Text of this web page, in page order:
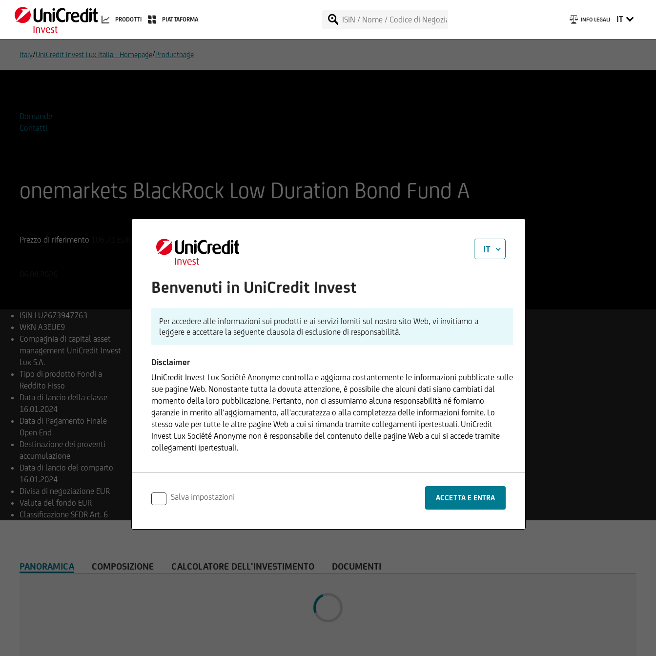
PRODOTTI PIATTAFORMA INFO LEGALI IT
Italy/UniCredit Invest Lux Italia - Homepage/Productpage
Domande
Contatti
onemarkets BlackRock Low Duration Bond Fund A
Prezzo di riferimento
Variazione %
-0,01%-0,01 EUR
ISIN LU2673947763
WKN A3EUE9
Compagnia di capital asset
management UniCredit Invest
Lux S.A.
Tipo di prodotto Fondi a
Reddito Fisso
Data di lancio della classe
16.01.2024
Data di Pagamento Finale
Open End
Destinazione dei proventi
accumulazione
Data di lancio del comparto
16.01.2024
Divisa di negoziazione EUR
Valuta del fondo EUR
Classificazione SFDR Art. 6
PANORAMICA COMPOSIZIONE CALCOLATORE DELL'INVESTIMENTO DOCUMENTI
IT
Benvenuti in UniCredit Invest
Per accedere alle informazioni sui prodotti e ai servizi forniti sul nostro sito Web, vi invitiamo a
leggere e accettare la seguente clausola di esclusione di responsabilità.
Disclaimer
UniCredit Invest Lux Société Anonyme controlla e aggiorna costantemente le informazioni pubblicate sulle
sue pagine Web. Nonostante tutta la dovuta attenzione, è possibile che alcuni dati siano cambiati dal
momento della loro pubblicazione. Pertanto, non ci assumiamo alcuna responsabilità né forniamo
garanzie in merito all'aggiornamento, all'accuratezza o alla completezza delle informazioni fornite. Lo
stesso vale per tutte le altre pagine Web a cui si rimanda tramite collegamenti ipertestuali. UniCredit
Invest Lux Société Anonyme non è responsabile del contenuto delle pagine Web a cui si accede tramite
collegamenti ipertestuali.
Inoltre, UniCredit Invest Lux Société Anonyme si riserva il diritto di apportare modifiche o aggiunte alle
informazioni fornite.
copyright. La riproduzione di informazioni o dati, in particolare l'uso di testi, estratti di testi o materiale
costituito da immagini, necessita la preventiva approvazione di UniCredit Invest Lux Société Anonyme.
Salva impostazioni